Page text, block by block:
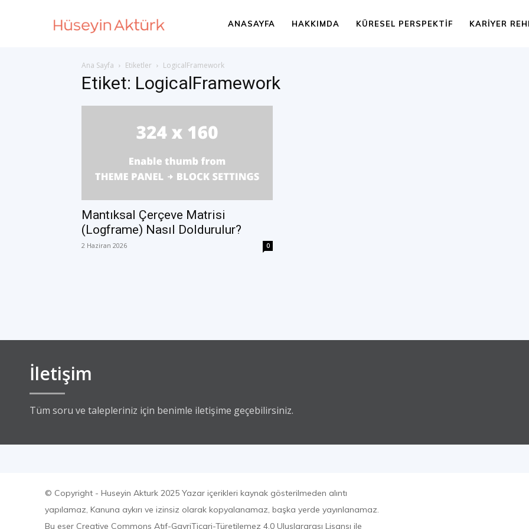
Akturk
International
Development
ANASAYFA HAKKIMDA KÜRESEL PERSPEKTIF KARIYER
Ana Sayfa Etiketler LogicalFramework
Etiket: LogicalFramework
Mantıksal Çerçeve Matrisi
(Logframe) Nasıl Doldurulur?
2 Haziran 2026 0
İletişim
Tüm soru ve talepleriniz için benimle iletişime geçebilirsiniz.
© Copyright - Huseyin Akturk 2025 Yazar içerikleri kaynak gösterilmeden alıntı
yapılamaz, Kanuna aykırı ve izinsiz olarak kopyalanamaz, başka yerde yayınlanamaz.
Bu eser Creative Commons Atıf-GayriTicari-Türetilemez 4.0 Uluslararası Lisansı ile